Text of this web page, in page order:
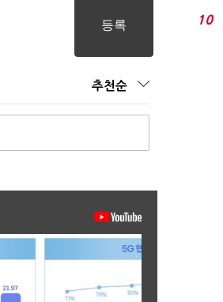
추천순
10